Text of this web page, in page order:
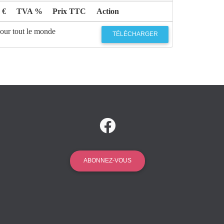
€ TVA % Prix TTC Action
tout le monde TÉLÉCHARGER
ABONNEZ-VOUS